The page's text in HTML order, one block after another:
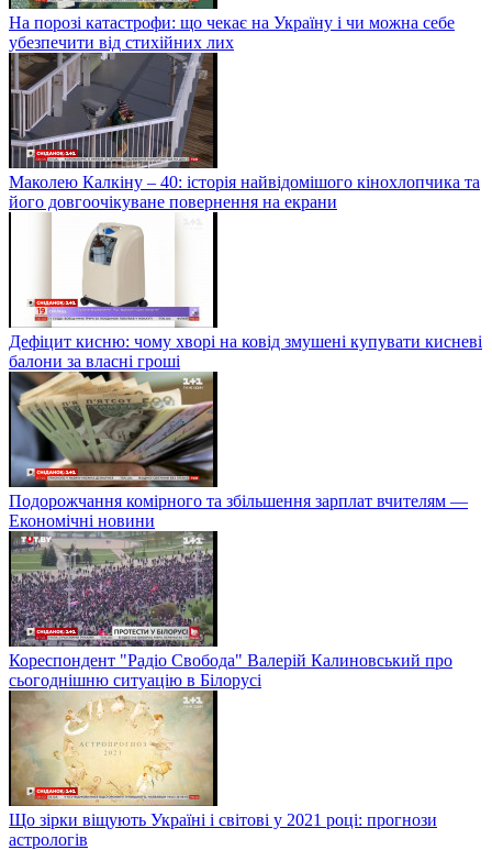
На порозі катастрофи: що чекає на Україну і чи можна себе
убезпечити від стихійних лих
Маколею Калкіну – 40: історія найвідомішого кінохлопчика та
його довгоочікуване повернення на екрани
Дефіцит кисню: чому хворі на ковід змушені купувати кисневі
балони за власні гроші
Подорожчання комірного та збільшення зарплат вчителям —
Економічні новини
Кореспондент "Радіо Свобода" Валерій Калиновський про
сьогоднішню ситуацію в Білорусі
Що зірки віщують Україні і світові у 2021 році: прогнози
астрологів